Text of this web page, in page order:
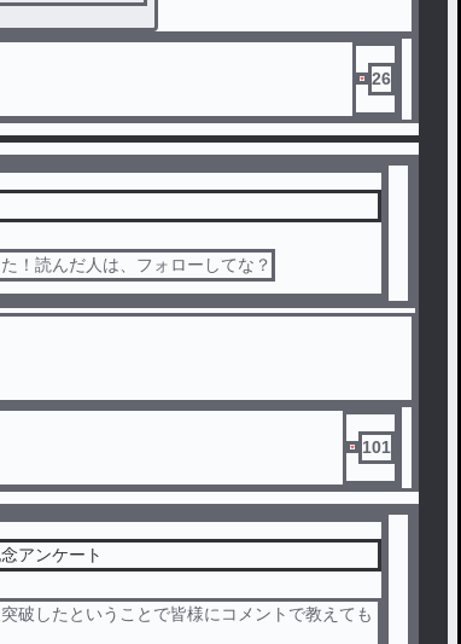
26
！読んだ人は、フォローしてな？
101
アンケート
破したということで皆様にコメントで教えても